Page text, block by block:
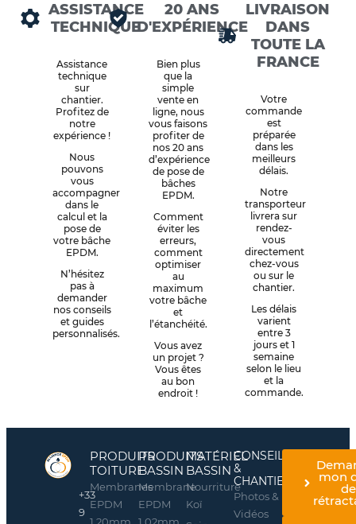
ASSISTANCE
TECHNIQUE
Assistance
technique
sur
chantier.
Profitez de
notre
expérience !
Nous
pouvons
vous
accompagner
dans le
calcul et la
pose de
votre bâche
EPDM.
N’hésitez
pas à
demander
nos conseils
et guides
personnalisés.
20 ANS
D'EXPÉRIENCE
Bien plus
que la
simple
vente en
ligne, nous
vous faisons
profiter de
nos 20 ans
d’expérience
de pose de
bâches
EPDM.
Comment
éviter les
erreurs,
comment
optimiser
au
maximum
votre bâche
et
l’étanchéité.
Vous avez
un projet ?
Vous êtes
au bon
endroit !
LIVRAISON
DANS
TOUTE LA
FRANCE
Votre
commande
est
préparée
dans les
meilleurs
délais.
Notre
transporteur
livrera sur
rendez-
vous
directement
chez-vous
ou sur le
chantier.
Les délais
varient
entre 3
jours et 1
semaine
selon le lieu
et la
commande.
+33
9
PRODUITS
TOITURE
Membranes
EPDM
PRODUITS
BASSIN
Membrane
EPDM
MATÉRIEL
BASSIN
Nourriture
Koï
CONSEILS
&
CHANTIERS
Photos &
Vidéos
mon
de